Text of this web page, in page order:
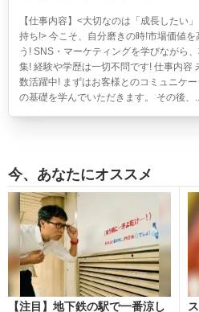
【仕事内容】<大切なのは「成長したい
持ち!> 今こそ、自分磨きの時!市場価値
う! SNS・マーケティングを学びながら
集! 経験や学歴は一切不問です! 仕事内容
数活躍中! まずはお客様とのコミュニケ
の基礎を学んでいただきます。 その後、
今、あなたにオススメ
【注目】地下鉄の駅で一番涼し